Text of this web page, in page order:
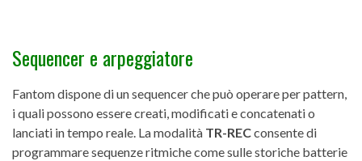
Sequencer e arpeggiatore
Fantom dispone di un sequencer che può operare per pattern,
i quali possono essere creati, modificati e concatenati o
lanciati in tempo reale. La modalità TR-RECconsente di
programmare sequenze ritmiche come sulle storiche batterie